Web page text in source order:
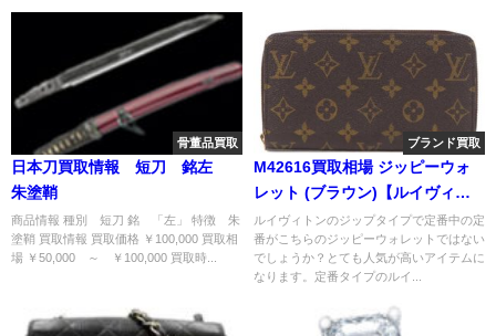
骨董品買取
日本刀買取情報 短刀 銘左
朱塗鞘
商品情報 種別 短刀 銘 「左」 特徴 朱
塗鞘 買取情報 買取価格 ￥100,000 買取相
場 ￥50,000 ～ ￥100,000 買取時...
ブランド買取
M42616買取相場 ジッピーウォ
レット (ブラウン)【ルイヴィト
ン財布買取価格】
ルイヴィトンのジップタイプで定番中の定
番がこちらのジッピーウォレットではない
でしょうか？とても人気が高いアイテムに
なります。定番タイプのルイ...